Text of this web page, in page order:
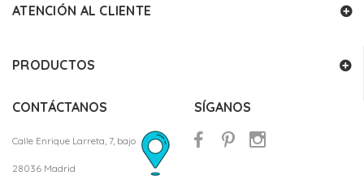
ATENCIÓN AL CLIENTE
PRODUCTOS
CONTÁCTANOS
Calle Enrique Larreta, 7, bajo
28036 Madrid
SÍGANOS